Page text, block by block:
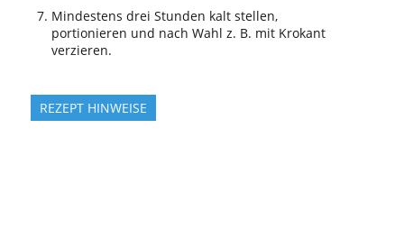
Mindestens drei Stunden kalt stellen,
portionieren und nach Wahl z. B. mit Krokant
verzieren.
REZEPT HINWEISE